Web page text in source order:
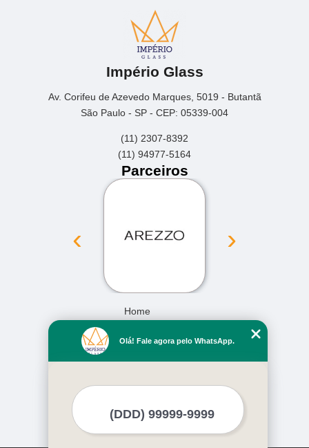
Império Glass
Av. Corifeu de Azevedo Marques, 5019 - Butantã
São Paulo - SP - CEP: 05339-004
(11) 2307-8392
(11) 94977-5164
Parceiros
‹ ›
Home
Missão
Olá! Fale agora pelo WhatsApp.